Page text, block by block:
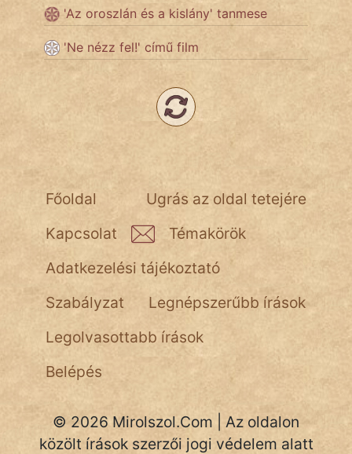
'Az oroszlán és a kislány' tanmese
'Ne nézz fel!' című film
Ugrás az oldal tetejére
Főoldal
Kapcsolat
Témakörök
Adatkezelési tájékoztató
Szabályzat
Legnépszerűbb írások
Legolvasottabb írások
Belépés
© 2026 Mirolszol.Com | Az oldalon
közölt írások szerzői jogi védelem alatt